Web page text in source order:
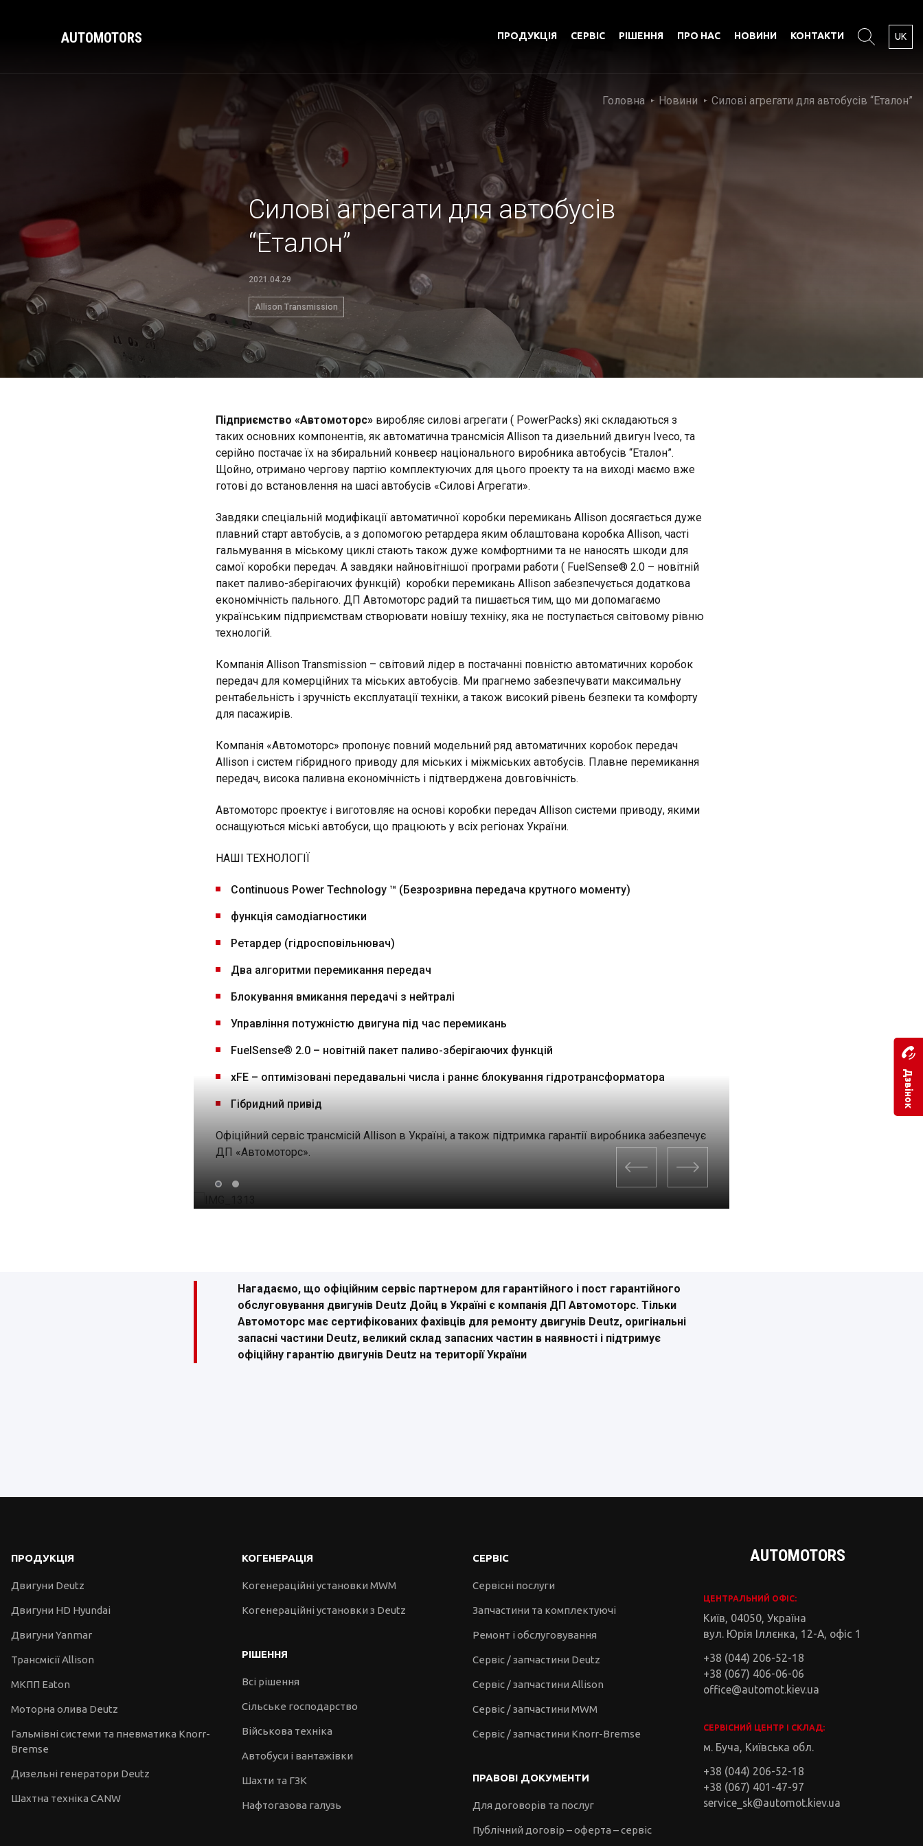
AUTOMOTORS ПРОДУКЦІЯ СЕРВІС РІШЕННЯ ПРО НАС НОВИНИ КОНТАКТИ UK
Головна Новини Силові агрегати для автобусів “Еталон”
Силові агрегати для автобусів
“Еталон”
2021.04.29
Allison Transmission
Підприємство «Автомоторс» виробляє силові агрегати ( PowerPacks) які складаються з
таких основних компонентів, як автоматична трансмісія Allison та дизельний двигун Iveco, та
серійно постачає їх на збиральний конвеєр національного виробника автобусів “Еталон”.
Щойно, отримано чергову партію комплектуючих для цього проекту та на виході маємо вже
готові до встановлення на шасі автобусів «Силові Агрегати».
Завдяки спеціальній модифікації автоматичної коробки перемикань Allison досягається дуже
плавний старт автобусів, а з допомогою ретардера яким облаштована коробка Allison, часті
гальмування в міському циклі стають також дуже комфортними та не наносять шкоди для
самої коробки передач. А завдяки найновітнішої програми работи ( FuelSense® 2.0 – новітній
пакет паливо-зберігаючих функцій) коробки перемикань Allison забезпечується додаткова
економічність пального. ДП Автомоторс радий та пишається тим, що ми допомагаємо
українським підприємствам створювати новішу техніку, яка не поступається світовому рівню
технологій.
Компанія Allison Transmission – світовий лідер в постачанні повністю автоматичних коробок
передач для комерційних та міських автобусів. Ми прагнемо забезпечувати максимальну
рентабельність і зручність експлуатації техніки, а також високий рівень безпеки та комфорту
для пасажирів.
Компанія «Автомоторс» пропонує повний модельний ряд автоматичних коробок передач
Allison і систем гібридного приводу для міських і міжміських автобусів. Плавне перемикання
передач, висока паливна економічність і підтверджена довговічність.
Автомоторс проектує і виготовляє на основі коробки передач Allison системи приводу, якими
оснащуються міські автобуси, що працюють у всіх регіонах України.
НАШІ ТЕХНОЛОГІЇ
Continuous Power Technology ™ (Безрозривна передача крутного моменту)
функція самодіагностики
Ретардер (гідросповільнювач)
Два алгоритми перемикання передач
Блокування вмикання передачі з нейтралі
Управління потужністю двигуна під час перемикань
FuelSense® 2.0 – новітній пакет паливо-зберігаючих функцій
xFE – оптимізовані передавальні числа і раннє блокування гідротрансформатора
Гібридний привід
Офіційний сервіс трансмісій Allison в Україні, а також підтримка гарантії виробника забезпечує
ДП «Автомоторс».
Нагадаємо, що офіційним сервіс партнером для гарантійного і пост гарантійного
обслуговування двигунів Deutz Дойц в Україні є компанія ДП Автомоторс. Тільки
Автомоторс має сертифікованих фахівців для ремонту двигунів Deutz, оригінальні
запасні частини Deutz, великий склад запасних частин в наявності і підтримує
офіційну гарантію двигунів Deutz на території України
ПРОДУКЦІЯ
Двигуни Deutz
Двигуни HD Hyundai
Двигуни Yanmar
Трансмісії Allison
МКПП Eaton
Моторна олива Deutz
Гальмівні системи та пневматика Knorr-
Bremse
Дизельні генератори Deutz
Шахтна техніка CANW
КОГЕНЕРАЦІЯ
Когенераційні установки MWM
Когенераційні установки з Deutz
РІШЕННЯ
Всі рішення
Сільське господарство
Військова техніка
Автобуси і вантажівки
Шахти та ГЗК
Нафтогазова галузь
СЕРВІС
Сервісні послуги
Запчастини та комплектуючі
Ремонт і обслуговування
Сервіс / запчастини Deutz
Сервіс / запчастини Allison
Сервіс / запчастини MWM
Сервіс / запчастини Knorr-Bremse
ПРАВОВІ ДОКУМЕНТИ
Для договорів та послуг
Публічний договір – оферта – сервіс
AUTOMOTORS
ЦЕНТРАЛЬНИЙ ОФІС:
Київ, 04050, Україна
вул. Юрія Іллєнка, 12-А, офіс 1
+38 (044) 206-52-18
+38 (067) 406-06-06
office@automot.kiev.ua
СЕРВІСНИЙ ЦЕНТР І СКЛАД:
м. Буча, Київська обл.
+38 (044) 206-52-18
+38 (067) 401-47-97
service_sk@automot.kiev.ua
Дзвінок